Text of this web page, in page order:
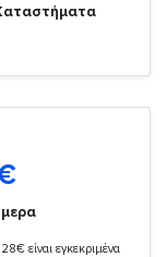
είναι εγκεκριμένα